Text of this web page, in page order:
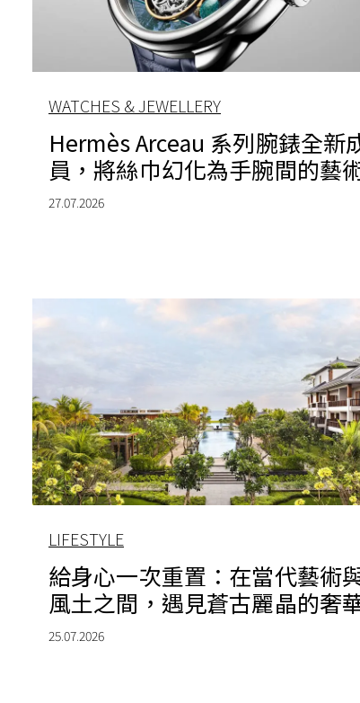
WATCHES & JEWELLERY
Hermès Arceau 系列腕錶全新
員，將絲巾幻化為手腕間的藝
27.07.2026
LIFESTYLE
給身心一次重置：在當代藝術
風土之間，遇見蒼古麗晶的奢
25.07.2026